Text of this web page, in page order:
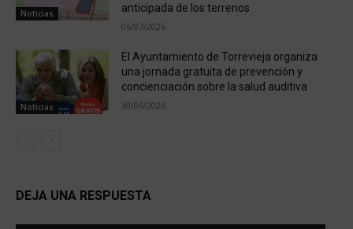
Noticias
anticipada de los terrenos
06/07/2026
Noticias
El Ayuntamiento de Torrevieja organiza
una jornada gratuita de prevención y
concienciación sobre la salud auditiva
30/06/2026
DEJA UNA RESPUESTA